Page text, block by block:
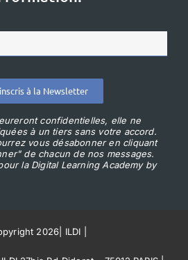
à la Newsletter
confidentielles, elle ne
à un tiers sans votre accord.
vous désabonner en cliquant
de chacun de nos messages.
la Digital Learning Academy by
2026 ILDI